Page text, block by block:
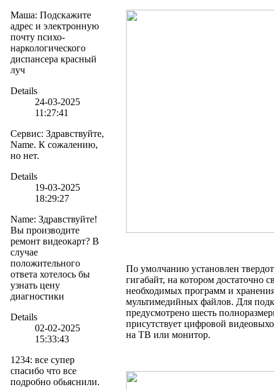
Маша: Подскажите
адрес и электронную
почту психо-
наркологического
диспансера красный
луч
Details
24-03-2025
11:27:41
Сервис: Здравствуйте,
Name. К сожалению,
но нет.
Details
19-03-2025
18:29:27
Name: Здравствуйте!
Вы производите
ремонт видеокарт? В
случае
положительного
ответа хотелось бы
узнать цену
диагностики
Details
02-02-2025
15:33:43
1234: все супер
спасибо что все
подробно обьяснили.
По умолчанию установлен
гигабайт, на котором достаточно
необходимых программ и
мультимедийных файлов. Для
предусмотрено шесть
присутствует цифровой
на ТВ или монитор.